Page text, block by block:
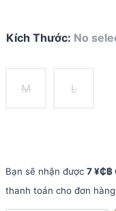
Kích Thước: No
M L
Bạn sẽ nhận được 7 ¥₵฿
thanh toán cho đơn